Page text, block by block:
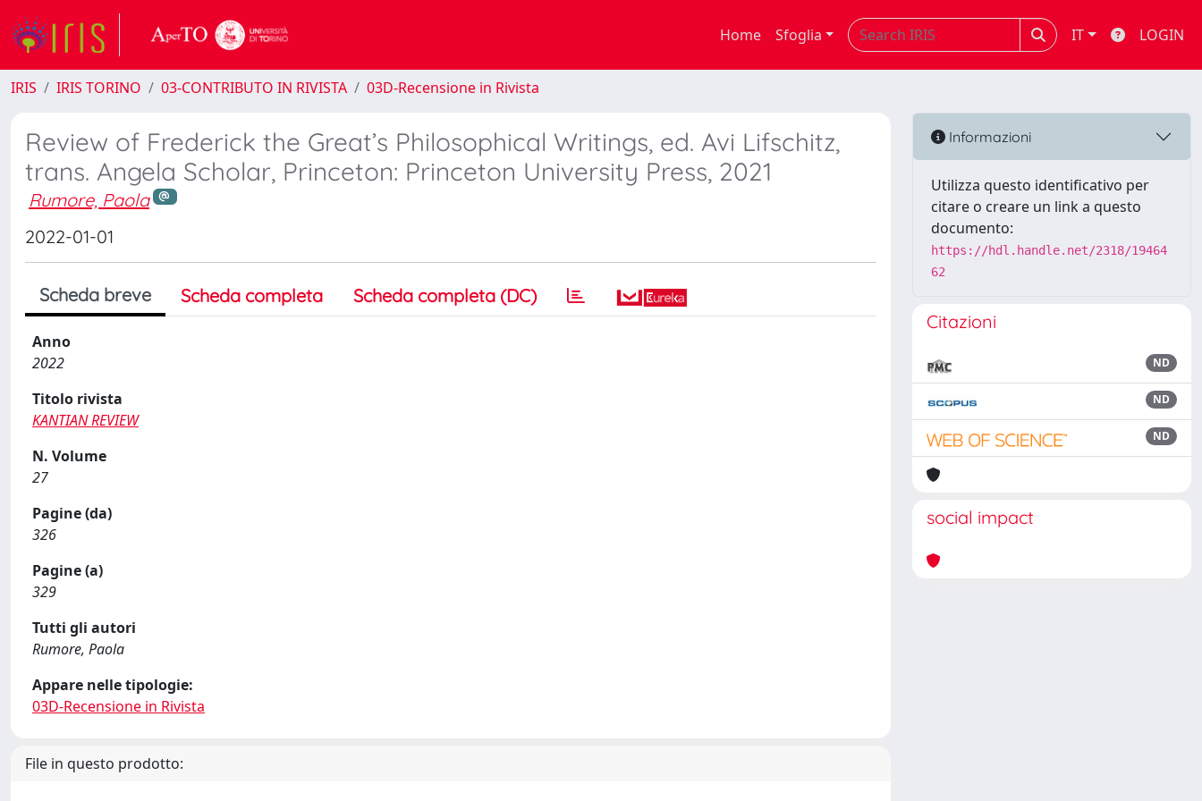
Home Sfoglia IT LOGIN
IRIS IRIS TORINO 03-CONTRIBUTO IN RIVISTA 03D-Recensione in Rivista
Review of Frederick the Great’s Philosophical Writings, ed. Avi Lifschitz,
trans. Angela Scholar, Princeton: Princeton University Press, 2021
Rumore, Paola
2022-01-01
Scheda breve Scheda completa Scheda completa (DC)
Anno
2022
Titolo rivista
KANTIAN REVIEW
N. Volume
27
Pagine (da)
326
Pagine (a)
329
Tutti gli autori
Rumore, Paola
Appare nelle tipologie:
03D-Recensione in Rivista
File in questo prodotto:
Informazioni
Utilizza questo identificativo per
citare o creare un link a questo
documento:
https://hdl.handle.net/2318/19464
62
Citazioni
ND
ND
ND
social impact